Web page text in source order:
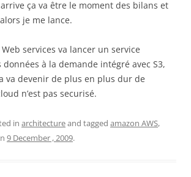
arrive ça va être le moment des bilans et
je me lance.
services va lancer un service
données à la demande intégré avec S3,
va devenir de plus en plus dur de
n’est pas securisé.
in architectureand tagged amazon AWS,
9 December , 2009.